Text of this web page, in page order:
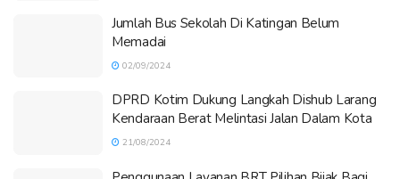
Jumlah Bus Sekolah Di Katingan Belum
Memadai
02/09/2024
DPRD Kotim Dukung Langkah Dishub Larang
Kendaraan Berat Melintasi Jalan Dalam Kota
21/08/2024